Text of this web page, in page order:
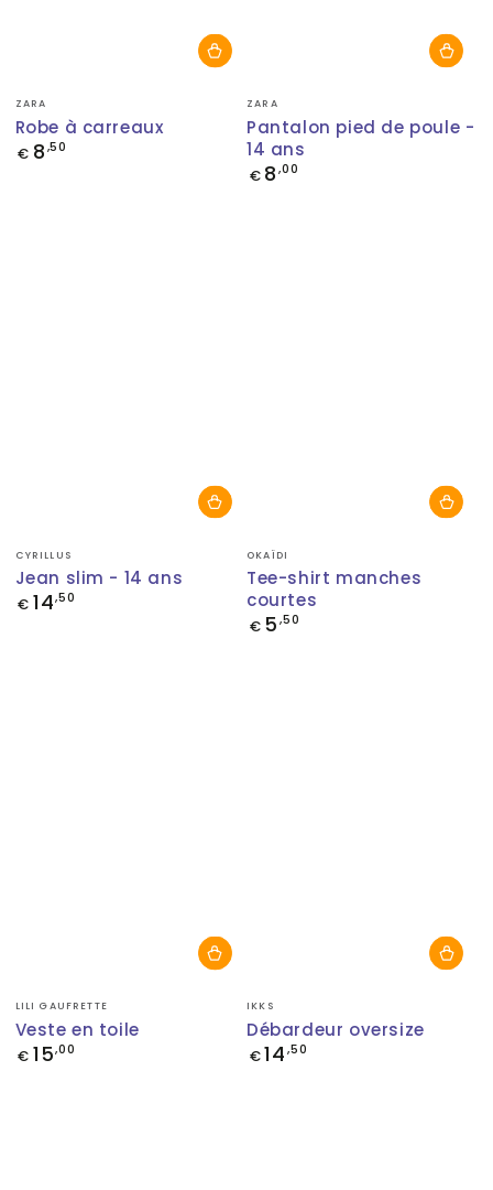
Fournisseur:
ZARA
Robe à carreaux
Prix
€ 8 ,50
Fournisseur:
ZARA
Pantalon pied de poule -
14 ans
Prix
€ 8 ,00
Fournisseur:
CYRILLUS
Jean slim - 14 ans
Prix
€ 14,50
Fournisseur:
OKAÏDI
Tee-shirt manches
courtes
Prix
€ 5 ,50
Fournisseur:
LILI GAUFRETTE
Veste en toile
Prix
€ 15,00
Fournisseur:
IKKS
Débardeur oversize
Prix
€14 ,50